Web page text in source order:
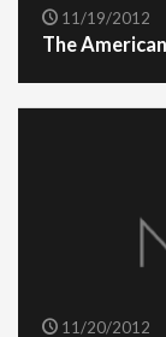
11/19/2012
The
11/20/2012